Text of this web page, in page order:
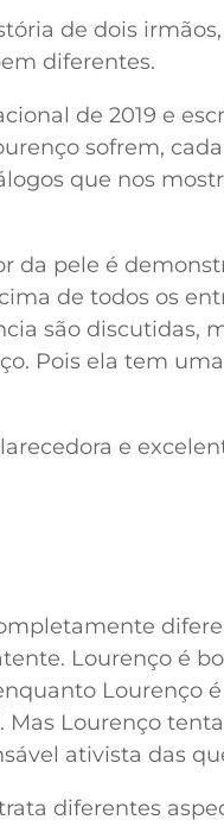
de dois
diferentes.
de 2019 e
sofrem,
que nos
da pele é
de todos os
são discutidas,
Pois ela tem
e
Lourenço é
Lourenço
Mas Lourenço
ativista das
diferentes